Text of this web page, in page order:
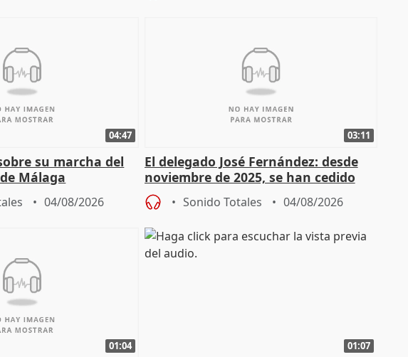
04:47
su marcha del
Málaga
04/08/2026
03:11
El delegado José Fernández: desde
noviembre de 2025, se han cedido
9.810 ayudas por nacimiento
Sonido Totales 04/08/2026
01:04 01:07